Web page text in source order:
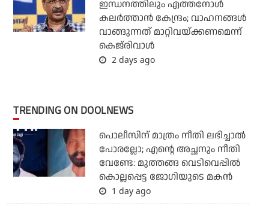
ഇന്ധനത്തിലും എത്തനോള്‍
കലര്‍ത്താന്‍ കേന്ദ്രം; വാഹനങ്ങള്‍
വാങ്ങുന്നത് മാറ്റിവയ്ക്കണമെന്ന്
കെജ്‌രിവാള്‍
2 days ago
TRENDING ON DOOLNEWS
പൊലീസിന് മാത്രം നീതി ലഭിച്ചാല്‍
പോരല്ലോ; എന്റെ അച്ഛനും നീതി
വേണ്ടേ: മുത്തങ്ങ വെടിവെപ്പില്‍
കൊല്ലപ്പെട്ട ജോഗിയുടെ മകന്‍
1 day ago